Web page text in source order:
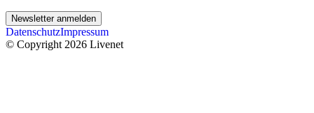
Newsletter anmelden
DatenschutzImpressum
© Copyright 2026 Livenet